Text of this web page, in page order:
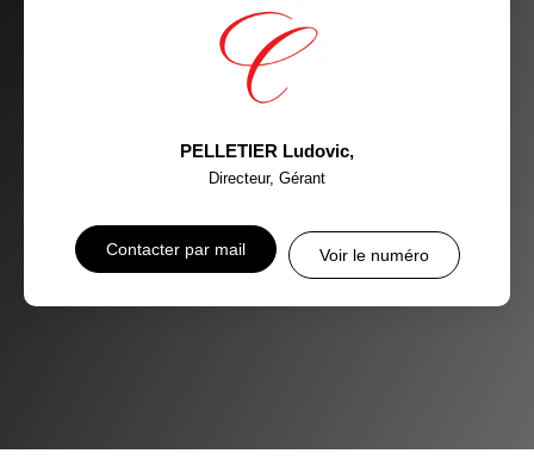
PELLETIER Ludovic,
Directeur, Gérant
Contacter par mail Voir le numéro